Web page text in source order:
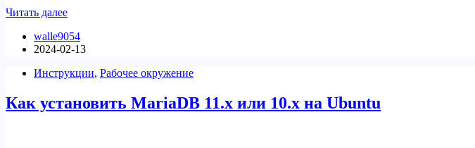
Читать далее8
MySQL/MariaDB
GUI-
для
walle9054
2024-02-13
Инструкции, Рабочее окружение
Как установить MariaDB 11.x или 10.x на Ubuntu